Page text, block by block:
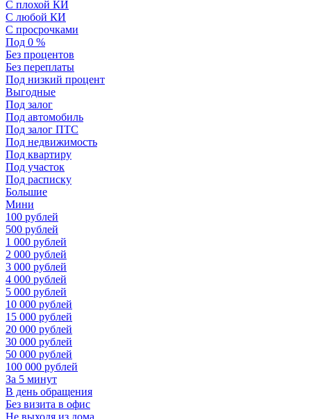
С плохой КИ
С любой КИ
С просрочками
Под 0 %
Без процентов
Без переплаты
Под низкий процент
Выгодные
Под залог
Под автомобиль
Под залог ПТС
Под недвижимость
Под квартиру
Под участок
Под расписку
Большие
Мини
100 рублей
500 рублей
1 000 рублей
2 000 рублей
3 000 рублей
4 000 рублей
5 000 рублей
10 000 рублей
15 000 рублей
20 000 рублей
30 000 рублей
50 000 рублей
100 000 рублей
За 5 минут
В день обращения
Без визита в офис
Не выходя из дома